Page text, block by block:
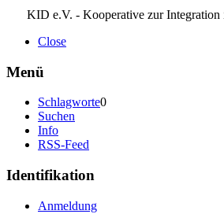
KID e.V. - Kooperative zur Integration
Close
Menü
Schlagworte0
Suchen
Info
RSS-Feed
Identifikation
Anmeldung